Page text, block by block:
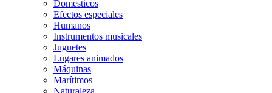
Domesticos
Efectos especiales
Humanos
Instrumentos musicales
Juguetes
Lugares animados
Máquinas
Marítimos
Naturaleza